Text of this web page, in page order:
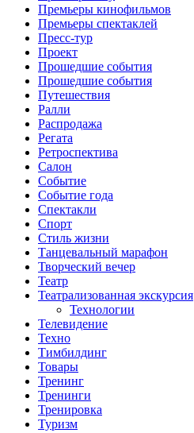
Премьеры кинофильмов
Премьеры спектаклей
Пресс-тур
Проект
Прошедшие события
Прошедшие события
Путешествия
Ралли
Распродажа
Регата
Ретроспектива
Салон
Событие
Событие года
Спектакли
Спорт
Стиль жизни
Танцевальный марафон
Творческий вечер
Театр
Театрализованная экскурсия
Технологии
Телевидение
Техно
Тимбилдинг
Товары
Тренинг
Тренинги
Тренировка
Туризм